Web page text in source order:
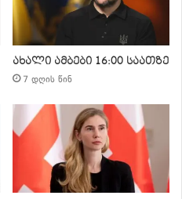
ახალი ამბები 16:00 საათზე
7 დღის წინ